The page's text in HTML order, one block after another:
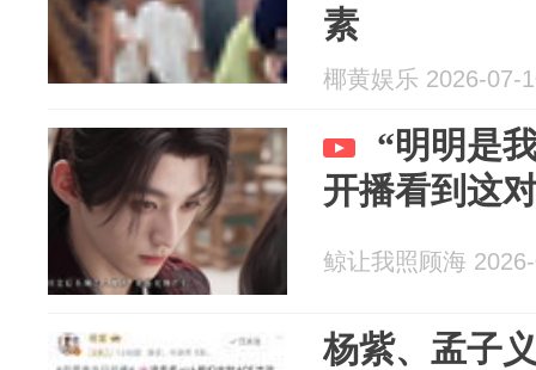
素
椰黄娱乐 2026-07-
“明明是
开播看到这
鲸让我照顾海
杨紫、孟子